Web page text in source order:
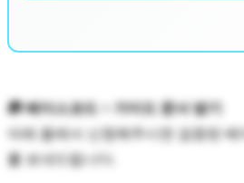
🎁 베이스코드 + 가이드 문서 받기
아래 폼에서 신청해주시면 검증된 베
를 보내드립니다.